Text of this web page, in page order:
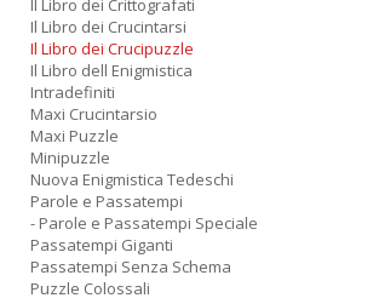
Il Libro dei Crittografati
Il Libro dei Crucintarsi
Il Libro dei Crucipuzzle
Il Libro dell Enigmistica
Intradefiniti
Maxi Crucintarsio
Maxi Puzzle
Minipuzzle
Nuova Enigmistica Tedeschi
Parole e Passatempi
- Parole e Passatempi Speciale
Passatempi Giganti
Passatempi Senza Schema
Puzzle Colossali